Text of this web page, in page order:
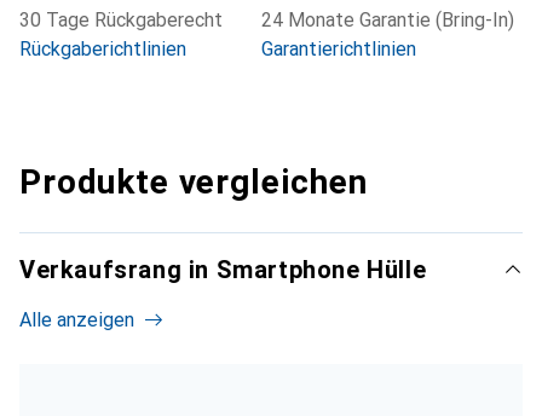
30 Tage Rückgaberecht
Rückgaberichtlinien
24 Monate Garantie (Bring-In)
Garantierichtlinien
Produkte vergleichen
Verkaufsrang in Smartphone Hülle
Alle anzeigen